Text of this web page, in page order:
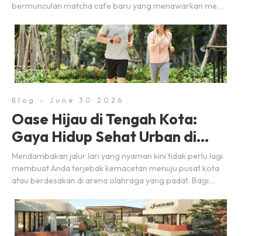
bermunculan matcha cafe baru yang menawarkan menu
nyaman, baik untuk produktif bekerja (WFC) maupun
sekadar bersantai bersama orang terdekat. Kabar
baiknya, deretan kafe hits ini tersebar di lokasi-lokasi
strategis yang sangat […]
Blog - June 30 2026
Oase Hijau di Tengah Kota:
Gaya Hidup Sehat Urban di
BSD City
Mendambakan jalur lari yang nyaman kini tidak perlu lagi
membuat Anda terjebak kemacetan menuju pusat kota
atau berdesakan di arena olahraga yang padat. Bagi
langsung di lingkungan sekitar yang rindang, estetik, dan
menenangkan. Sebagai kawasan township terpadu, BSD
City terus bertransformasi menjadi area hunian modern